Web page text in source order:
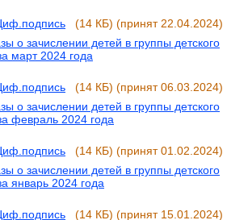
(14 КБ) (принят 22.04.2024)
о зачислении детей в группы детского
март 2024 года
(14 КБ) (принят 06.03.2024)
о зачислении детей в группы детского
февраль 2024 года
(14 КБ) (принят 01.02.2024)
о зачислении детей в группы детского
январь 2024 года
(14 КБ) (принят 15.01.2024)